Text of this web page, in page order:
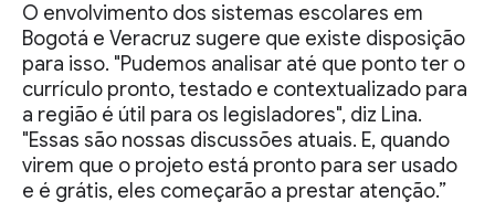
O envolvimento dos sistemas escolares em
Bogotá e Veracruz sugere que existe disposição
para isso. "Pudemos analisar até que ponto ter o
currículo pronto, testado e contextualizado para
a região é útil para os legisladores", diz Lina.
"Essas são nossas discussões atuais. E, quando
virem que o projeto está pronto para ser usado
e é grátis, eles começarão a prestar atenção.”